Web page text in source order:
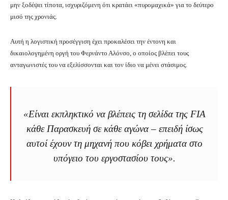
μην ξοδέψει τίποτα, ισχυριζόμενη ότι κρατάει «πυρομαχικά» για το δεύτερο
μισό της χρονιάς.
Αυτή η λογιστική προσέγγιση έχει προκαλέσει την έντονη και
δικαιολογημένη οργή του Φερνάντο Αλόνσο, ο οποίος βλέπει τους
ανταγωνιστές του να εξελίσσονται και τον ίδιο να μένει στάσιμος.
«Είναι εκπληκτικό να βλέπεις τη σελίδα της FIA
κάθε Παρασκευή σε κάθε αγώνα – επειδή ίσως
αυτοί έχουν τη μηχανή που κόβει χρήματα στο
υπόγειο του εργοστασίου τους».